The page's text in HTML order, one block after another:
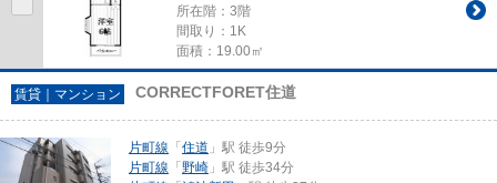
所在階：3階
間取り：1K
面積：19.00㎡
賃貸｜マンション CORRECTFORET住道
片町線 「 住道 」駅 徒歩9分
片町線 「 野崎 」駅 徒歩34分